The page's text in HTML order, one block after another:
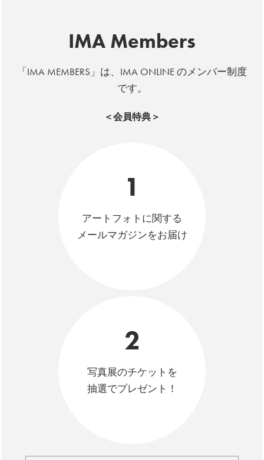
IMA Members
「IMA MEMBERS」は、IMA ONLINE のメンバー制度
です。
＜会員特典＞
1
アートフォトに関する
メールマガジンをお届け
2
写真展のチケットを
抽選でプレゼント！